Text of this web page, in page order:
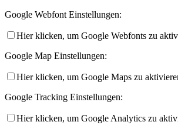
Google Webfont Einstellungen:
Hier klicken, um Google Webfonts zu
Google Map Einstellungen:
Hier klicken, um Google Maps zu
Google Tracking Einstellungen:
Hier klicken, um Google Analytics zu